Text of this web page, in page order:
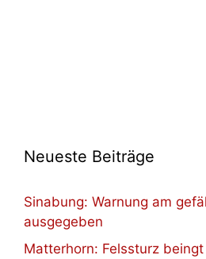
Neueste Beiträge
Sinabung: Warnung am
ausgegeben
Matterhorn: Felssturz